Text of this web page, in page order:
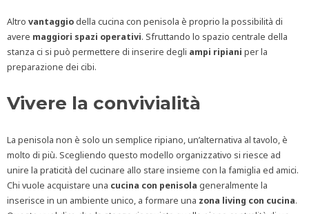
Altro vantaggiodella cucina con penisola è proprio la possibilità di
avere maggiori spazi operativi. Sfruttando lo spazio centrale della
stanza ci si può permettere di inserire degli ampi ripiani per la
preparazione dei cibi.
Vivere la convivialità
La penisola non è solo un semplice ripiano, un’alternativa al tavolo, è
molto di più. Scegliendo questo modello organizzativo si riesce ad
unire la praticità del cucinare allo stare insieme con la famiglia ed amici.
Chi vuole acquistare una cucina con penisola generalmente la
inserisce in un ambiente unico, a formare una zona living con cucina.